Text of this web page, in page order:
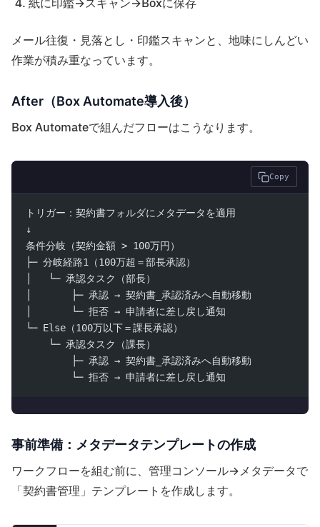
紙に印鑑→スキャン→Boxに保存
メール往復・見落とし・印鑑スキャンと、地味にしんどい
作業が積み重なっています。
After（Box Automate導入後）
Box Automateで組んだフローはこうなります。
Copy
トリガー：契約書フォルダにメタデータを適用
↓
条件分岐（契約金額 > 100万円）
├─ 分岐経路1（100万超＝部長承認）
│   └─ 承認タスク（部長）
│       ├─ 承認 → 契約書_承認済みへ自動移動
│       └─ 拒否 → 申請者に差し戻し通知
└─ Else（100万以下＝課長承認）
    └─ 承認タスク（課長）
        ├─ 承認 → 契約書_承認済みへ自動移動
        └─ 拒否 → 申請者に差し戻し通知
事前準備：メタデータテンプレートの作成
ワークフローを組む前に、管理コンソール→メタデータで
「契約書管理」テンプレートを作成します。